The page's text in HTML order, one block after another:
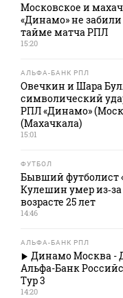
Московское и
«Динамо» не
тайме матча РПЛ
15:20
АЛЬФА-БАНК РПЛ
Овечкин и Шара
символический
РПЛ «Динамо»
(Махачкала)
15:01
ФУТБОЛ
Бывший футболист
Кулешин умер
возрасте 25 лет
14:46
АЛЬФА-БАНК РПЛ
Динамо Москва -
Альфа-Банк
Тур 3
14:20